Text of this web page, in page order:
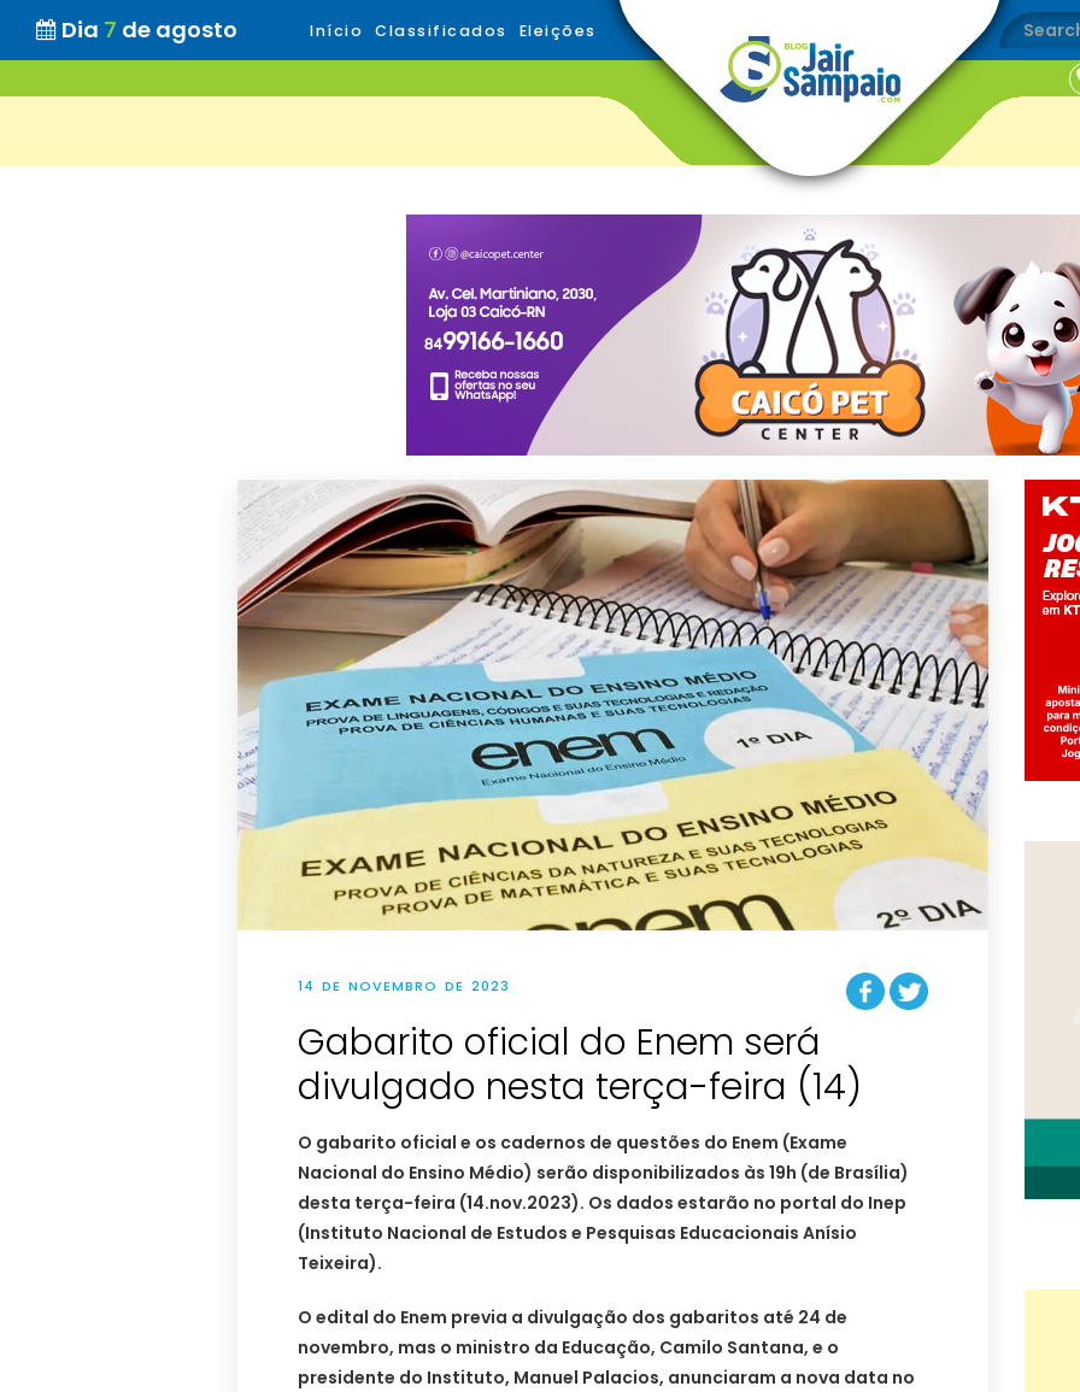
Dia 7 de agosto Início Classificados Eleições
14 DE NOVEMBRO DE 2023
Gabarito oficial do Enem será
divulgado nesta terça-feira (14)
O gabarito oficial e os cadernos de questões do Enem (Exame
Nacional do Ensino Médio) serão disponibilizados às 19h (de Brasília)
desta terça-feira (14.nov.2023). Os dados estarão no portal do Inep
(Instituto Nacional de Estudos e Pesquisas Educacionais Anísio
Teixeira).
O edital do Enem previa a divulgação dos gabaritos até 24 de
novembro, mas o ministro da Educação, Camilo Santana, e o
presidente do Instituto, Manuel Palacios, anunciaram a nova data no